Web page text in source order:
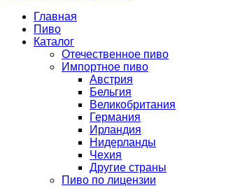
Главная
Пиво
Каталог
Отечественное пиво
Импортное пиво
Австрия
Бельгия
Великобритания
Германия
Ирландия
Нидерланды
Чехия
Другие страны
Пиво по лицензии